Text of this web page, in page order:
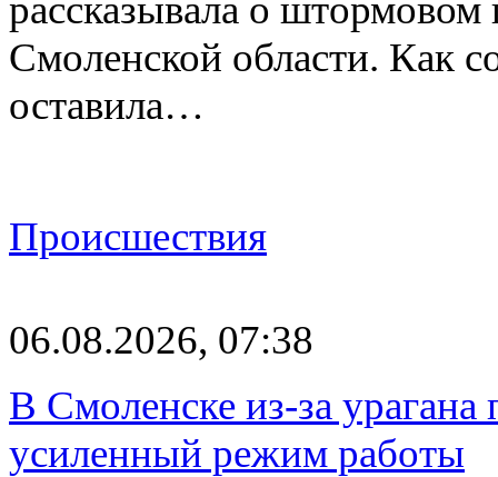
рассказывала о
Смоленской области. Как
оставила…
Происшествия
06.08.2026, 07:38
В Смоленске из-за
усиленный режим работы